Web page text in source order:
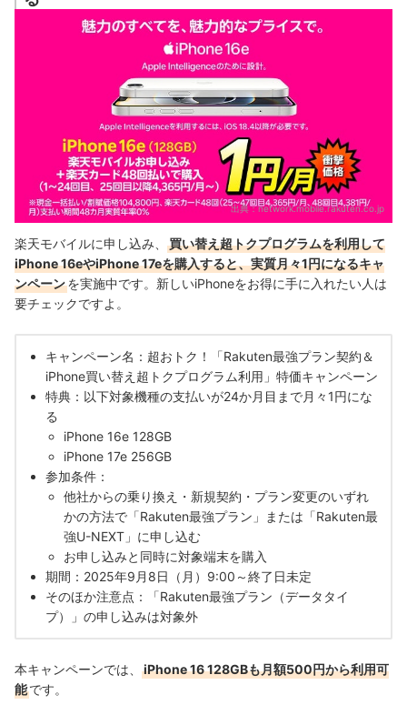
出典：network.mobile.rakuten.co.jp
楽天モバイルに申し込み、
買い替え超トクプログラムを利用して
iPhone 16eやiPhone 17eを購入すると、実質月々1円になるキャ
ンペーンを実施中です。新しいiPhoneをお得に手に入れたい人は
要チェックですよ。
キャンペーン名：超おトク！「Rakuten最強プラン契約＆
iPhone買い替え超トクプログラム利用」特価キャンペーン
特典：以下対象機種の支払いが24か月目まで月々1円にな
る
iPhone 16e 128GB
iPhone 17e 256GB
参加条件：
他社からの乗り換え・新規契約・プラン変更のいずれ
かの方法で「Rakuten最強プラン」または「Rakuten最
強U-NEXT」に申し込む
お申し込みと同時に対象端末を購入
期間：2025年9月8日（月）9:00～終了日未定
そのほか注意点：「Rakuten最強プラン（データタイ
プ）」の申し込みは対象外
本キャンペーンでは、
iPhone 16 128GBも月額500円から利用可
能です。